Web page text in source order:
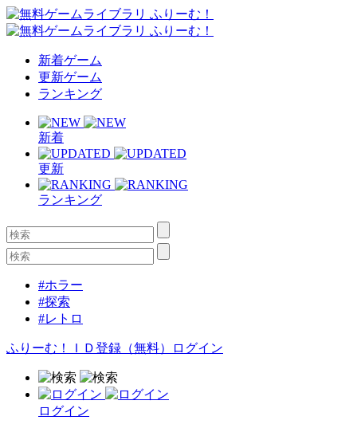
新着ゲーム
更新ゲーム
ランキング
新着
更新
ランキング
#ホラー
#探索
#レトロ
ふりーむ！ＩＤ登録（無料） ログイン
ログイン